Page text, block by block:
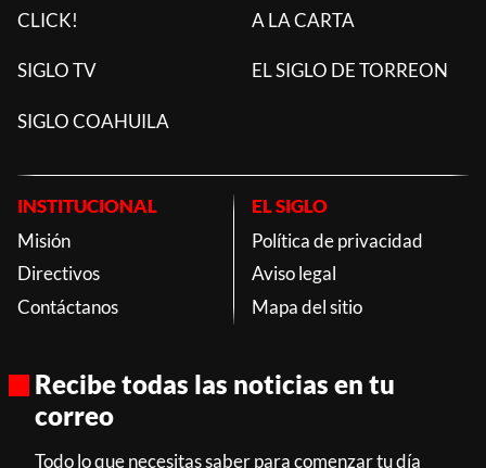
CLICK!
A LA CARTA
SIGLO TV EL SIGLO DE TORREON
SIGLO COAHUILA
INSTITUCIONAL
Misión
Directivos
Contáctanos
EL SIGLO
Política de privacidad
Aviso legal
Mapa del sitio
Recibe todas las noticias en tu
correo
Todo lo que necesitas saber para comenzar tu día